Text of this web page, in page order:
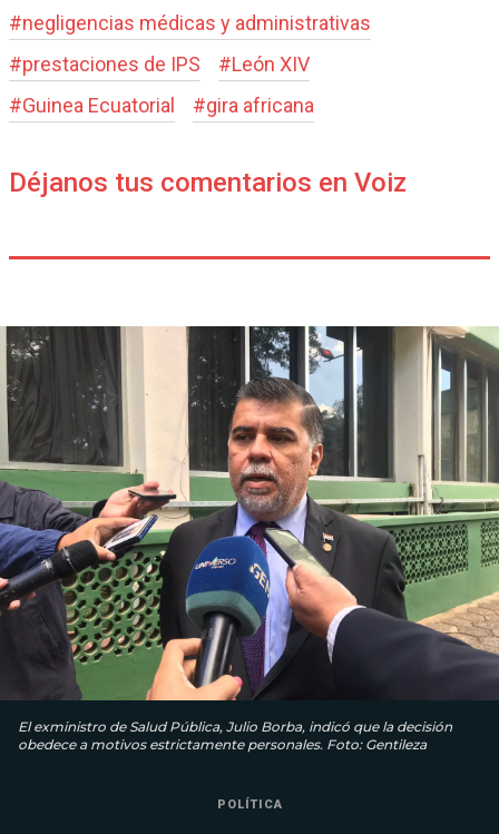
#negligencias médicas y administrativas
#prestaciones de IPS #León XIV
#Guinea Ecuatorial #gira africana
Déjanos tus comentarios en Voiz
El exministro de Salud Pública, Julio Borba, indicó que la decisión
obedece a motivos estrictamente personales. Foto: Gentileza
POLÍTICA